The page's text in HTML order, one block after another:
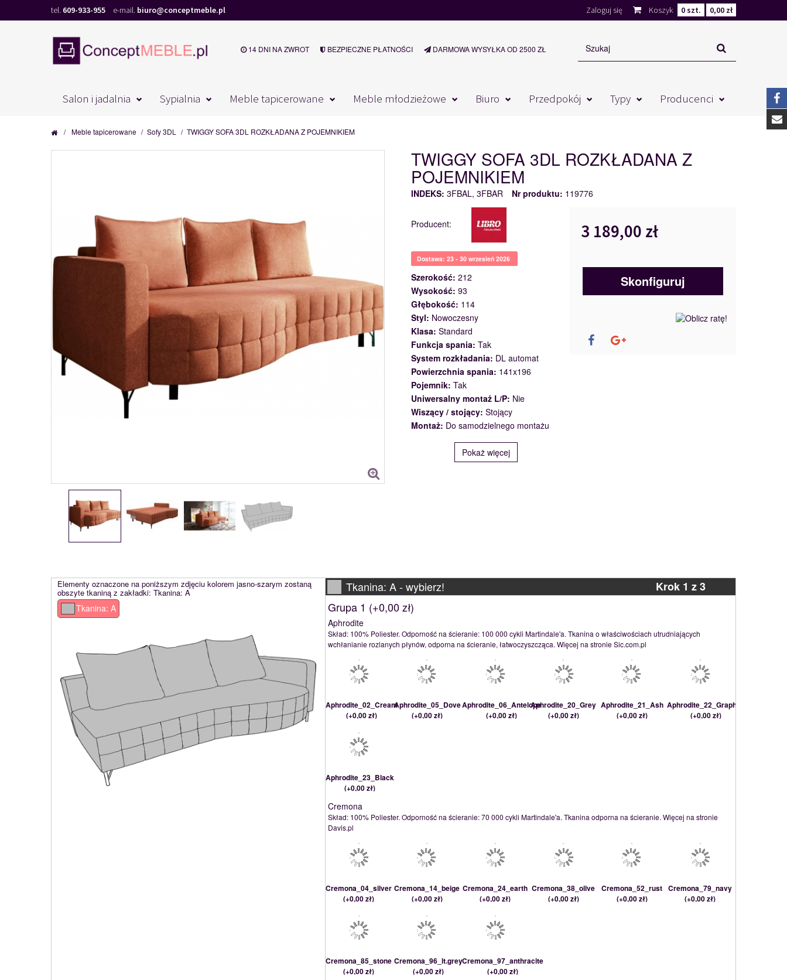
tel. 609-933-955 e-mail. biuro@conceptmeble.pl Koszyk 0szt. 0,00 zł
Zaloguj się
14 DNI NA ZWROT BEZPIECZNE PŁATNOŚCI DARMOWA WYSYŁKA OD 2500 ZŁ
Salon i jadalnia Sypialnia Meble tapicerowane Meble młodzieżowe Biuro Przedpokój Typy Producenci
/ Meble tapicerowane / Sofy 3DL / TWIGGY SOFA 3DL ROZKŁADANA Z POJEMNIKIEM
TWIGGY SOFA 3DL ROZKŁADANA Z
POJEMNIKIEM
INDEKS: 3FBAL, 3FBAR Nr produktu: 119776
Producent:
Dostawa: 23 - 30 wrzesień 2026
Szerokość: 212
Wysokość: 93
Głębokość: 114
Styl: Nowoczesny
Klasa: Standard
Funkcja spania: Tak
System rozkładania: DL automat
Powierzchnia spania: 141x196
Pojemnik: Tak
Uniwersalny montaż L/P: Nie
Wiszący / stojący: Stojący
Montaż: Do samodzielnego montażu
Pokaż więcej
3 189,00 zł
Skonfiguruj
Elementy oznaczone na poniższym zdjęciu kolorem jasno-szarym zostaną
obszyte tkaniną z zakładki: Tkanina: A
Tkanina: A
Tkanina: A -wybierz!
Krok 1 z 3
Grupa 1 (+0,00 zł)
Aphrodite
Skład: 100% Poliester. Odporność na ścieranie: 100 000 cykli Martindale'a. Tkanina o właściwościach utrudniających
wchłanianie rozlanych płynów, odporna na ścieranie, łatwoczyszcząca. Więcej na stronie Sic.com.pl
Aphrodite_02_Cream
(+0,00 zł)
Aphrodite_05_Dove
(+0,00 zł)
Aphrodite_06_Antelope
(+0,00 zł)
Aphrodite_20_Grey
(+0,00 zł)
Aphrodite_21_Ash
(+0,00 zł)
Aphrodite_22_Graphite
(+0,00 zł)
Aphrodite_23_Black
(+0,00 zł)
Cremona
Skład: 100% Poliester. Odporność na ścieranie: 70 000 cykli Martindale'a. Tkanina odporna na ścieranie. Więcej na stronie
Davis.pl
Cremona_04_silver
(+0,00 zł)
Cremona_14_beige
(+0,00 zł)
Cremona_24_earth
(+0,00 zł)
Cremona_38_olive
(+0,00 zł)
Cremona_52_rust
(+0,00 zł)
Cremona_79_navy
(+0,00 zł)
Cremona_85_stone
(+0,00 zł)
Cremona_96_lt.grey
(+0,00 zł)
Cremona_97_anthracite
(+0,00 zł)